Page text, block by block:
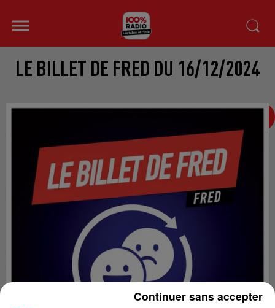
LE BILLET DE FRED DU 16/12/2024
Continuer sans accepter